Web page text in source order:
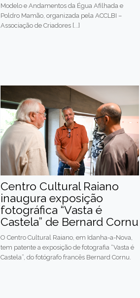
Modelo e Andamentos da Égua Afilhada e
Poldro Mamão, organizada pela ACCLBI –
Associação de Criadores [...]
Centro Cultural Raiano
inaugura exposição
fotográfica “Vasta é
Castela” de Bernard Cornu
O Centro Cultural Raiano, em Idanha-a-Nova,
tem patente a exposição de fotografia “Vasta é
Castela”, do fotógrafo francês Bernard Cornu.